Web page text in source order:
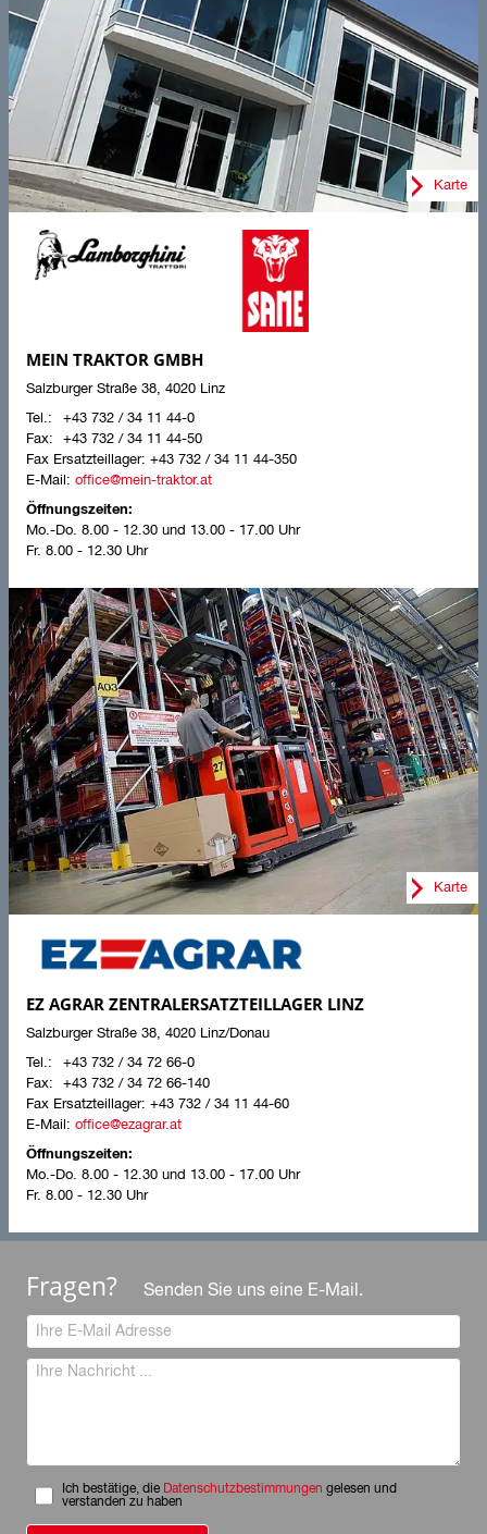
Karte
MEIN TRAKTOR GMBH
Salzburger Straße 38, 4020 Linz
+43 732 / 34 11 44-0
+43 732 / 34 11 44-50
Fax Ersatzteillager: +43 732 / 34 11 44-350
E-Mail: office@mein-traktor.at
Öffnungszeiten:
Mo.-Do. 8.00 - 12.30 und 13.00 - 17.00 Uhr
Fr. 8.00 - 12.30 Uhr
Karte
EZ AGRAR ZENTRALERSATZTEILLAGER LINZ
Salzburger Straße 38, 4020 Linz/Donau
+43 732 / 34 72 66-0
+43 732 / 34 72 66-140
Fax Ersatzteillager: +43 732 / 34 11 44-60
E-Mail: office@ezagrar.at
Öffnungszeiten:
Mo.-Do. 8.00 - 12.30 und 13.00 - 17.00 Uhr
Fr. 8.00 - 12.30 Uhr
Fragen? Senden Sie uns eine E-Mail.
Ich bestätige, die Datenschutzbestimmungen gelesen und
verstanden zu haben